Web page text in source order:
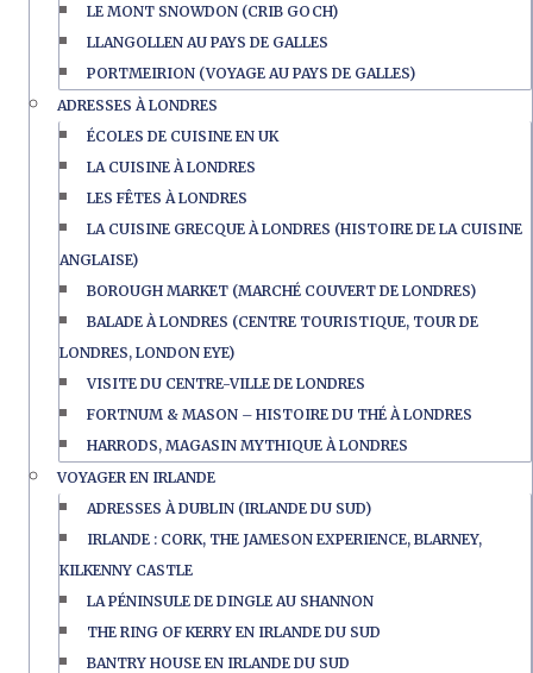
LE MONT SNOWDON (CRIB GOCH)
LLANGOLLEN AU PAYS DE GALLES
PORTMEIRION (VOYAGE AU PAYS DE GALLES)
ADRESSES À LONDRES
ÉCOLES DE CUISINE EN UK
LA CUISINE À LONDRES
LES FÊTES À LONDRES
LA CUISINE GRECQUE À LONDRES (HISTOIRE DE LA CUISINE
ANGLAISE)
BOROUGH MARKET (MARCHÉ COUVERT DE LONDRES)
BALADE À LONDRES (CENTRE TOURISTIQUE, TOUR DE
LONDRES, LONDON EYE)
VISITE DU CENTRE-VILLE DE LONDRES
FORTNUM & MASON – HISTOIRE DU THÉ À LONDRES
HARRODS, MAGASIN MYTHIQUE À LONDRES
VOYAGER EN IRLANDE
ADRESSES À DUBLIN (IRLANDE DU SUD)
IRLANDE : CORK, THE JAMESON EXPERIENCE, BLARNEY,
KILKENNY CASTLE
LA PÉNINSULE DE DINGLE AU SHANNON
THE RING OF KERRY EN IRLANDE DU SUD
BANTRY HOUSE EN IRLANDE DU SUD